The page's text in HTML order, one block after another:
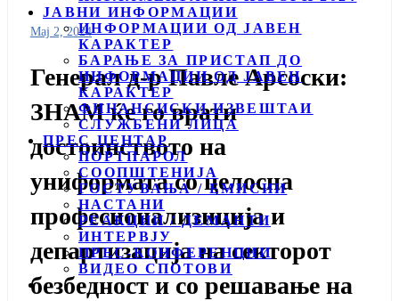
ЈАВНИ ИНФОРМАЦИИ
ИНФОРМАЦИИ ОД ЈАВЕН
КАРАКТЕР
БАРАЊЕ ЗА ПРИСТАП ДО
ИНФОРМАЦИИ ОД ЈАВЕН
КАРАКТЕР
ФИНАНСИСКИ ИЗВЕШТАИ
СЛУЖБЕНИ ЛИЦА
ПРЕС ЦЕНТАР
ПОРТПАРОЛ
СООПШТЕНИЈА
ГОСТУВАЊА / ЕМИСИИ
НАСТАНИ
РЕАКЦИИ / ДЕМАНТИ
ИНТЕРВЈУ
ПРЕС-КОНФЕРЕНЦИИ
ВИДЕО СПОТОВИ
Мај 2, 2024
Генерал д-р Павле Арсоски:
ЗНАМ ќе го врати
достоинството на
униформата со целосна
професионализиција и
департизација на секторот
безбедност и со решавање на